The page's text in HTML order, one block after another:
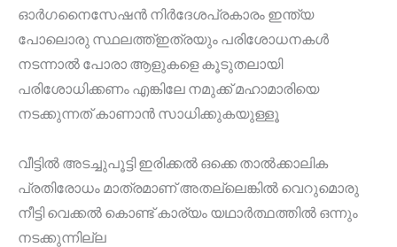
ഓർഗനൈസേഷൻ നിർദേശപ്രകാരം ഇന്ത്യ
പോലൊരു സ്ഥലത്ത്ഇത്രയും പരിശോധനകൾ
നടന്നാൽ പോരാ ആളുകളെ കൂടുതലായി
പരിശോധിക്കണം എങ്കിലേ നമുക്ക് മഹാമാരിയെ
നടക്കുന്നത് കാണാൻ സാധിക്കുകയുള്ളൂ
വീട്ടിൽ അടച്ചുപൂട്ടി ഇരിക്കൽ ഒക്കെ താൽക്കാലിക
പ്രതിരോധം മാത്രമാണ് അതല്ലെങ്കിൽ വെറുമൊരു
നീട്ടി വെക്കൽ കൊണ്ട് കാര്യം യഥാർത്ഥത്തിൽ ഒന്നും
നടക്കുന്നില്ല